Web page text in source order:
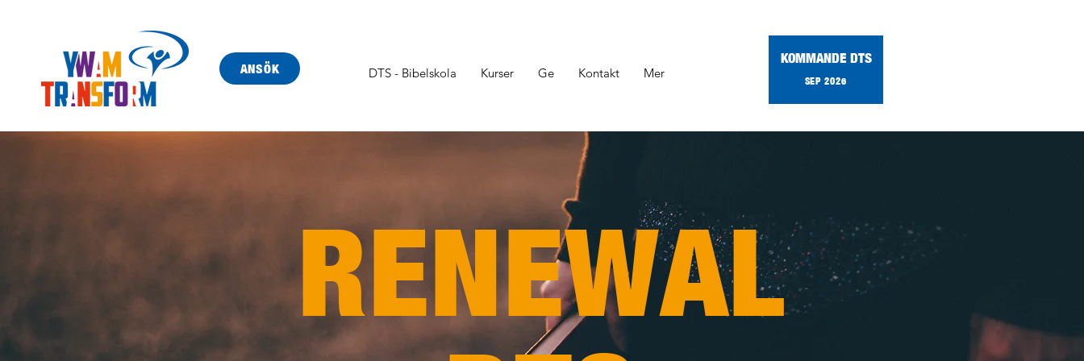
ANSÖK DTS - Bibelskola Kurser Ge Kontakt Mer
SEP 2026
KOMMANDE DTS
RENEWAL